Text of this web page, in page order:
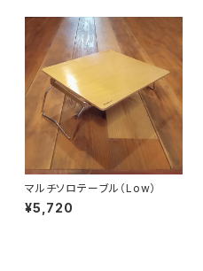
マルチソロテーブル（Low）
¥5,720